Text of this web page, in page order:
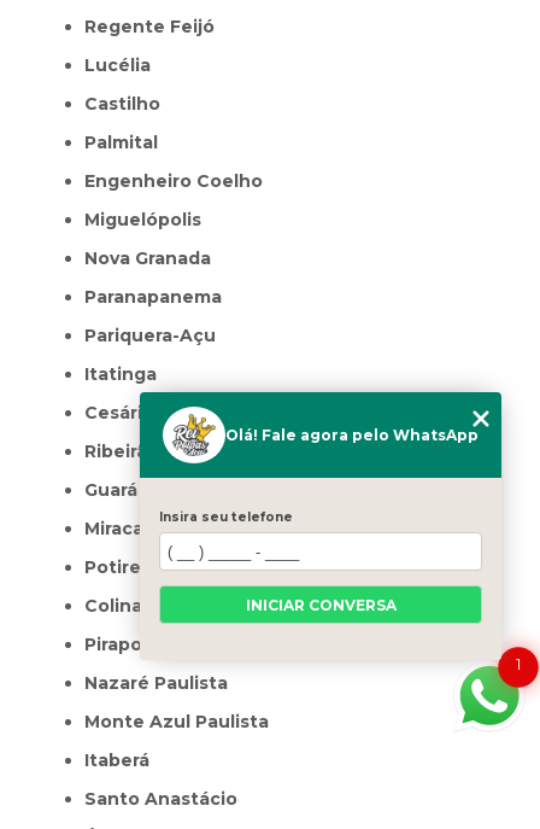
Regente Feijó
Lucélia
Castilho
Palmital
Engenheiro Coelho
Miguelópolis
Nova Granada
Paranapanema
Pariquera-Açu
Itatinga
Cesário Lange
Ribeirão Branco
Guará
Miracatu
Potirendaba
Colina
Pirapora do Bom Jesus
Nazaré Paulista
Monte Azul Paulista
Itaberá
Santo Anastácio
1
Olá! Fale agora pelo WhatsApp
Insira seu telefone
INICIAR CONVERSA